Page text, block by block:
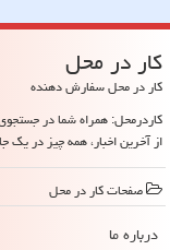
كار در محل
کار در محل سفارش دهنده
کاردرمحل: همراه شما در
از آخرین اخبار، همه چیز در یک جا
صفحات كار در محل
درباره ما